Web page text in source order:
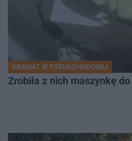
DRAMAT W PSEUDOHODOWLI
Zrobiła z nich maszynkę